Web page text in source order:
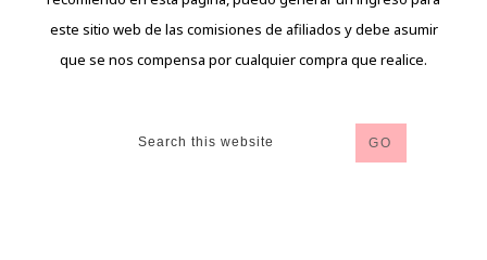
este sitio web de las comisiones de afiliados y debe asumir
que se nos compensa por cualquier compra que realice.